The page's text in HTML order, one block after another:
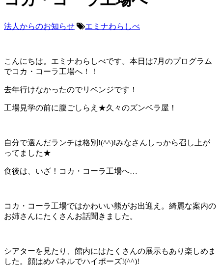
法人からのお知らせ エミナわらしべ
こんにちは。エミナわらしべです。本日は7月のプログラム
でコカ・コーラ工場へ！！
去年行けなかったのでリベンジです！
工場見学の前に腹ごしらえ★久々のズンベラ屋！
自分で選んだランチは格別!(^^)!みなさんしっから召し上が
ってました★
食後は、いざ！コカ・コーラ工場へ…
コカ・コーラ工場ではかわいい熊がお出迎え。綺麗な案内の
お姉さんにたくさんお話聞きました。
シアターを見たり、館内にはたくさんの展示もあり楽しめま
した。顔はめパネルでハイポーズ!(^^)!